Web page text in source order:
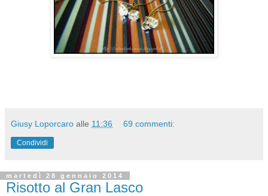
Giusy Loporcaro alle 11:36 69 commenti:
Condividi
martedì 28 gennaio 2014
Risotto al Gran Lasco